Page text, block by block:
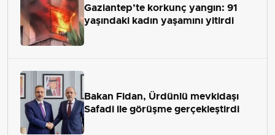
Gaziantep’te korkunç yangın: 91
yaşındaki kadın yaşamını yitirdi
Bakan Fidan, Ürdünlü mevkidaşı
Safadi ile görüşme gerçekleştirdi